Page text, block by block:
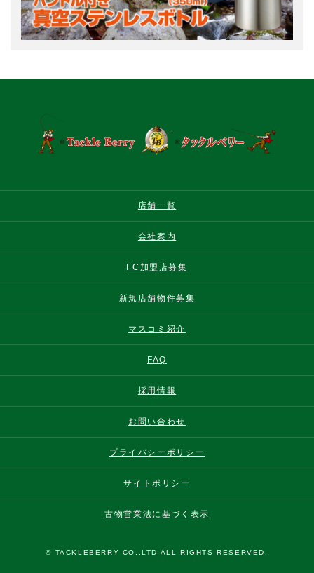
店舗一覧
会社案内
FC加盟店募集
新規店舗物件募集
マスコミ紹介
FAQ
採用情報
お問い合わせ
プライバシーポリシー
サイトポリシー
古物営業法に基づく表示
© TACKLEBERRY CO.,LTD ALL RIGHTS RESERVED.